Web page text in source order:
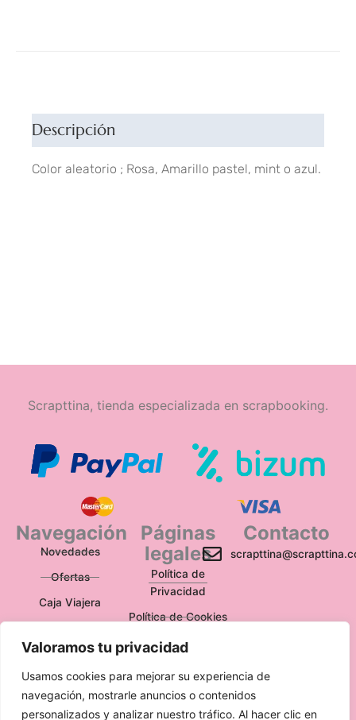
Valoramos tu privacidad
Usamos cookies para mejorar su experiencia de
navegación, mostrarle anuncios o contenidos
personalizados y analizar nuestro tráfico. Al hacer clic en
Descripción
Color aleatorio ; Rosa, Amarillo pastel, mint o azul.
Scrapttina, tienda especializada en scrapbooking.
Navegación
Novedades
Ofertas
Caja Viajera
Páginas
legales
Política de
Privacidad
Política de Cookies
Política de
Aviso Legal
Contacto